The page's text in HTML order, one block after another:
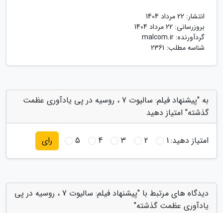
انتشار: 22 مرداد 1404
بروزرسانی: 22 مرداد 1404
گردآورنده: malcom.ir
شناسه مطلب: 2361
به "پیشنهاد فیلم: سالیوت 7 ، روسیه در پی یادآوری عظمت
گذشته" امتیاز دهید
امتیاز دهید:1
2
3
4
5 رای
دیدگاه های مرتبط با "پیشنهاد فیلم: سالیوت 7 ، روسیه در پی
یادآوری عظمت گذشته"